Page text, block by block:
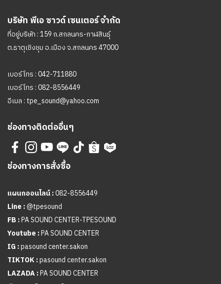
บริษัท พีเอ ซาวด์ เซนเตอร์ จำกัด
ที่อยู่บริษัท : 159 ถ.สกลนคร-กาฬสินธุ์
ต.ธาตุเชิงชุม อ.เมือง จ.สกลนคร 47000
เบอร์โทร :042-711880
เบอร์โทร :082-8556449
อีเมล : tpe_sound@yahoo.com
ช่องทางติดต่ออื่นๆ
ช่องทางการสั่งซื้อ
แผนกออนไลน์ :082-8556449
Line :@tpesound
FB :PA SOUND CENTER-TPESOUND
Youtube :PA SOUND CENTER
IG :pasound center.sakon
TIKTOK :pasound center.sakon
LAZADA :PA SOUND CENTER